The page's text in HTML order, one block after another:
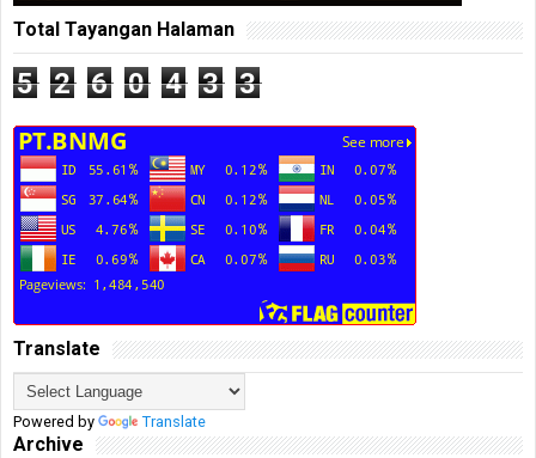
Total Tayangan Halaman
5 2 6 0 4 3 3
Translate
Powered by Translate
Archive